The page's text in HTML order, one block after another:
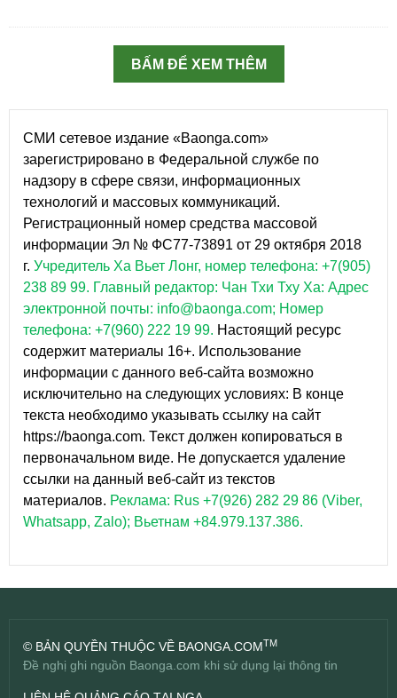
BẤM ĐỂ XEM THÊM
СМИ сетевое издание «Baonga.com»
зарегистрировано в Федеральной службе по
надзору в сфере связи, информационных
технологий и массовых коммуникаций.
Регистрационный номер средства массовой
информации Эл № ФС77-73891 от 29 октября 2018
г. Учредитель Ха Вьет Лонг, номер телефона: +7(905)
238 89 99. Главный редактор: Чан Тхи Тху Ха: Адрес
электронной почты: info@baonga.com; Номер
телефона: +7(960) 222 19 99. Настоящий ресурс
содержит материалы 16+. Использование
информации с данного веб-сайта возможно
исключительно на следующих условиях: В конце
текста необходимо указывать ссылку на сайт
https://baonga.com. Текст должен копироваться в
первоначальном виде. Не допускается удаление
ссылки на данный веб-сайт из текстов
материалов. Реклама: Rus +7(926) 282 29 86 (Viber,
Whatsapp, Zalo); Вьетнам +84.979.137.386.
© BẢN QUYỀN THUỘC VỀ BAONGA.COMTM
Đề nghị ghi nguồn Baonga.com khi sử dụng lại thông tin